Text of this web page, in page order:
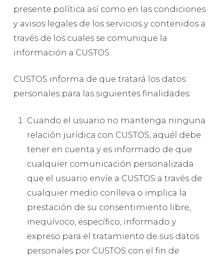
presente política así como en las condiciones
y avisos legales de los servicios y contenidos a
través de los cuales se comunique la
información a CUSTOS.
CUSTOS informa de que tratará los datos
personales para las siguientes finalidades:
Cuando el usuario no mantenga ninguna
relación jurídica con CUSTOS, aquél debe
tener en cuenta y es informado de que
cualquier comunicación personalizada
que el usuario envíe a CUSTOS a través de
cualquier medio conlleva o implica la
prestación de su consentimiento libre,
inequívoco, específico, informado y
expreso para el tratamiento de sus datos
personales por CUSTOS con el fin de